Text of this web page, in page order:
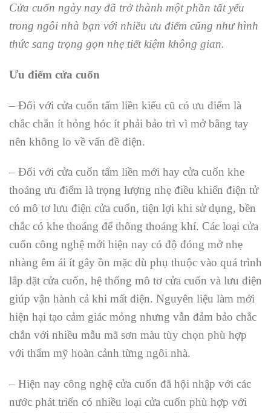
Cửa cuốn ngày nay đã trở thành một phần tất yếu
trong ngôi nhà bạn với nhiều ưu điểm cũng như hình
thức sang trọng gọn nhẹ tiết kiệm không gian.
Ưu điểm cửa cuốn
– Đối với cửa cuốn tấm liền kiểu cũ có ưu điểm là
chắc chắn ít hỏng hóc ít phải bảo trì vì mở bằng tay
nên không lo về vấn đề điện.
– Đối với cửa cuốn tấm liền mới hay cửa cuốn khe
thoáng ưu điểm là trọng lượng nhẹ điều khiển điện tử
có mô tơ lưu điện cửa cuốn, tiện lợi khi sử dụng, bền
chắc có khe thoáng để thông thoáng khí. Các loại cửa
cuốn công nghệ mới hiện nay có độ đóng mở nhẹ
nhàng êm ái ít gây ồn mặc dù phụ thuộc vào quá trình
lắp đặt cửa cuốn, hệ thống mô tơ cửa cuốn và lưu điện
giúp vận hành cả khi mất điện. Nguyên liệu làm mới
hiện hại tạo cảm giác mỏng nhưng vẫn đảm bảo chắc
chắn với nhiều mẫu mã sơn màu tùy chọn phù hợp
với thẩm mỹ hoàn cảnh từng ngôi nhà.
– Hiện nay công nghệ cửa cuốn đã hội nhập với các
nước phát triển có nhiều loại cửa cuốn phù hợp với